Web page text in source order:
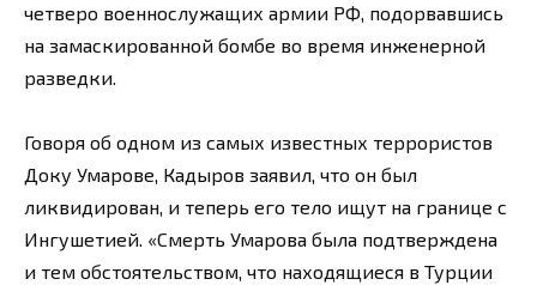
четверо военнослужащих армии РФ, подорвавшись
на замаскированной бомбе во время инженерной
разведки.
Говоря об одном из самых известных террористов
Доку Умарове, Кадыров заявил, что он был
ликвидирован, и теперь его тело ищут на границе с
Ингушетией. «Смерть Умарова была подтверждена
и тем обстоятельством, что находящиеся в Турции